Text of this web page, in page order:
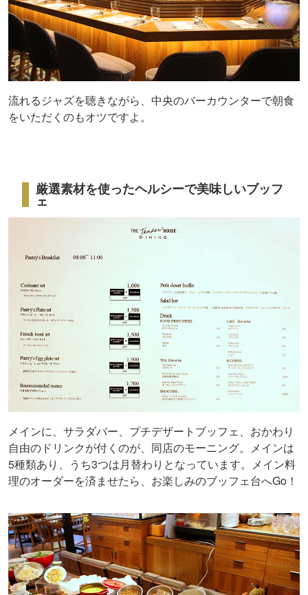
流れるジャズを聴きながら、中央のバーカウンターで朝食
をいただくのもオツですよ。
厳選素材を使ったヘルシーで美味しいブッフ
ェ
メインに、サラダバー、プチデザートブッフェ、おかわり
自由のドリンクが付くのが、同店のモーニング。メインは
5種類あり、うち3つは月替わりとなっています。メイン料
理のオーダーを済ませたら、お楽しみのブッフェ台へGo！